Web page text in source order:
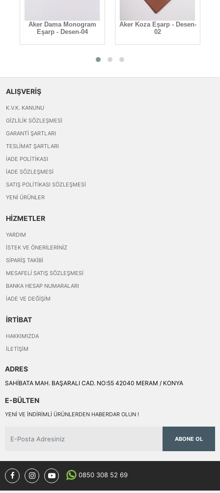
Aker Dama Monogram
Eşarp - Desen-04
Aker Koza Eşarp - Desen-
02
ALIŞVERİŞ
K.V.K. KANUNU
GIZLILIK SÖZLEŞMESI
GARANTI ŞARTLARI
TESLIMAT ŞARTLARI
İADE POLITIKASI
İADE SÖZLEŞMESI
SATIŞ POLITIKASI SÖZLEŞMESI
YENI ÜRÜNLER
HİZMETLER
YARDIM
İSTEK VE ÖNERILERINIZ
SIPARIŞ TAKIBI
MESAFELI SATIŞ SÖZLEŞMESI
BANKA HESAP NUMARALARI
İADE VE DEĞIŞIM
İRTİBAT
HAKKIMIZDA
İLETIŞIM
ADRES
SAHİBATA MAH. BAŞARALI CAD. NO:55 42040 MERAM / KONYA
E-BÜLTEN
YENI VE INDIRIMLI ÜRÜNLERDEN HABERDAR OLUN !
ABONE OL
0850 308 52 69